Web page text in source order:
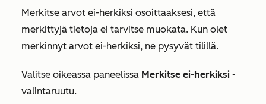
Merkitse arvot ei-herkiksi osoittaaksesi, että
merkittyjä tietoja ei tarvitse muokata. Kun olet
merkinnyt arvot ei-herkiksi, ne pysyvät tilillä.
Valitse oikeassa paneelissa Merkitse ei-herkiksi -
valintaruutu.